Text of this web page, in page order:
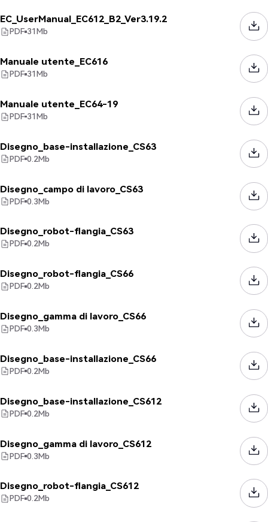
EC_UserManual_EC612_B2_Ver3.19.2
PDF 31Mb
Manuale utente_EC616
PDF 31Mb
Manuale utente_EC64-19
PDF 31Mb
Disegno_base-installazione_CS63
PDF 0.2Mb
Disegno_campo di lavoro_CS63
PDF 0.3Mb
Disegno_robot-flangia_CS63
PDF 0.2Mb
Disegno_robot-flangia_CS66
PDF 0.2Mb
Disegno_gamma di lavoro_CS66
PDF 0.3Mb
Disegno_base-installazione_CS66
PDF 0.2Mb
Disegno_base-installazione_CS612
PDF 0.2Mb
Disegno_gamma di lavoro_CS612
PDF 0.3Mb
Disegno_robot-flangia_CS612
PDF 0.2Mb